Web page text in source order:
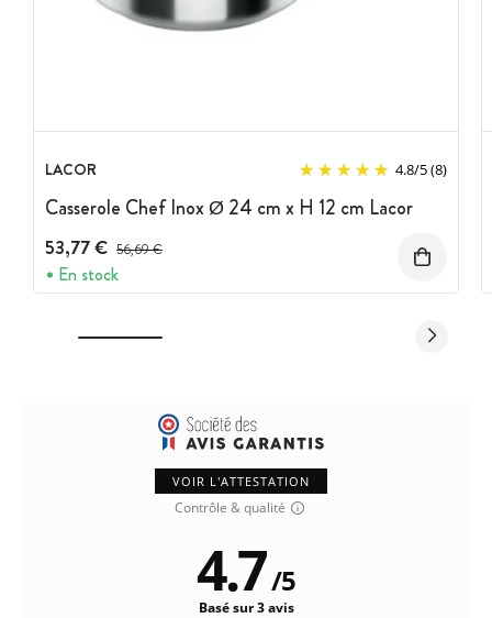
LACOR 4.8/5(8)
Casserole Chef Inox Ø 24 cm x H 12 cm Lacor
53,77 € Prix avant réduction :
56,69 €
En stock
VOIR L'ATTESTATION
Contrôle & qualité
4.7/5
Basé sur 3 avis